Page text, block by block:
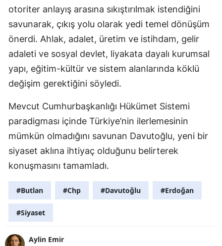
otoriter anlayış arasına sıkıştırılmak istendiğini
savunarak, çıkış yolu olarak yedi temel dönüşüm
önerdi. Ahlak, adalet, üretim ve istihdam, gelir
adaleti ve sosyal devlet, liyakata dayalı kurumsal
yapı, eğitim-kültür ve sistem alanlarında köklü
değişim gerektiğini söyledi.
Mevcut Cumhurbaşkanlığı Hükümet Sistemi
paradigması içinde Türkiye’nin ilerlemesinin
mümkün olmadığını savunan Davutoğlu, yeni bir
siyaset aklına ihtiyaç olduğunu belirterek
konuşmasını tamamladı.
#Butlan #Chp #Davutoğlu #Erdoğan
#Siyaset
Aylin Emir